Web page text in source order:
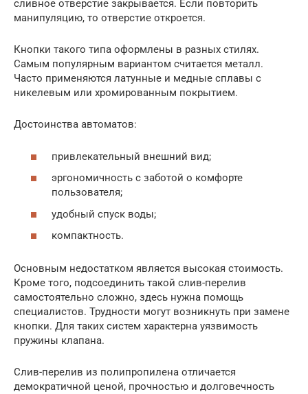
сливное отверстие закрывается. Если повторить
манипуляцию, то отверстие откроется.
Кнопки такого типа оформлены в разных стилях.
Самым популярным вариантом считается металл.
Часто применяются латунные и медные сплавы с
никелевым или хромированным покрытием.
Достоинства автоматов:
привлекательный внешний вид;
эргономичность с заботой о комфорте
пользователя;
удобный спуск воды;
компактность.
Основным недостатком является высокая стоимость.
Кроме того, подсоединить такой слив-перелив
самостоятельно сложно, здесь нужна помощь
специалистов. Трудности могут возникнуть при замене
кнопки. Для таких систем характерна уязвимость
пружины клапана.
Слив-перелив из полипропилена отличается
демократичной ценой, прочностью и долговечность